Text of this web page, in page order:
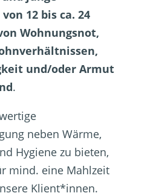
12 bis ca. 24
Wohnungsnot,
und/oder Armut
.
neben Wärme,
Hygiene zu bieten,
mind. eine Mahlzeit
Klient*innen.